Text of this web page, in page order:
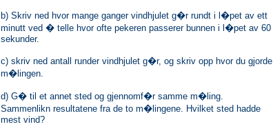
b) Skriv ned hvor mange ganger vindhjulet g�r rundt i l�pet av ett
minutt ved � telle hvor ofte pekeren passerer bunnen i l�pet av 60
sekunder.
c) skriv ned antall runder vindhjulet g�r, og skriv opp hvor du gjorde
m�lingen.
d) G� til et annet sted og gjennomf�r samme m�ling.
Sammenlikn resultatene fra de to m�lingene. Hvilket sted hadde
mest vind?